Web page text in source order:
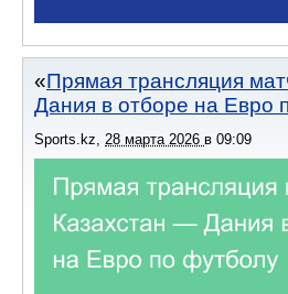
Прямая трансляция
Дания в отборе на Евро
Sports.kz, 28 марта 2026 в 09:09